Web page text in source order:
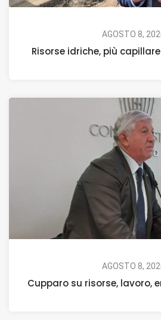
AGOSTO 8,
Risorse idriche, più
AGOSTO 8,
Cupparo su risorse, lavoro,